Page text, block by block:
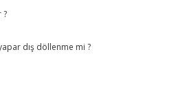
?
dış döllenme mi ?